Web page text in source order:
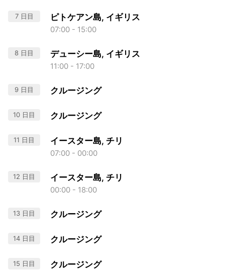
7 日目 ピトケアン島, イギリス
07:00 - 15:00
8 日目 デューシー島, イギリス
11:00 - 17:00
9 日目 クルージング
10 日目 クルージング
11 日目 イースター島, チリ
07:00 - 00:00
12 日目 イースター島, チリ
00:00 - 18:00
13 日目 クルージング
14 日目 クルージング
15 日目 クルージング